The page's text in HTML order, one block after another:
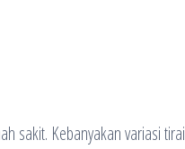
sakit. Kebanyakan variasi tirai